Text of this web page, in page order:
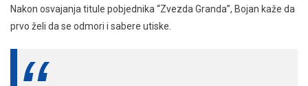
Nakon osvajanja titule pobjednika “Zvezda Granda”, Bojan kaže da
prvo želi da se odmori i sabere utiske.